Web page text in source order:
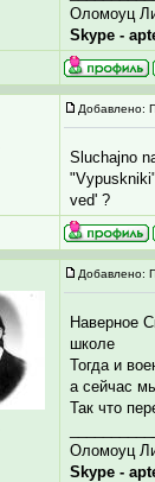
Оломоуц
Skype -
Добавлено:
Sluchajno
ved' ?
Добавлено:
Наверное
школе
Тогда и
а сейчас
Так что
Оломоуц
Skype -